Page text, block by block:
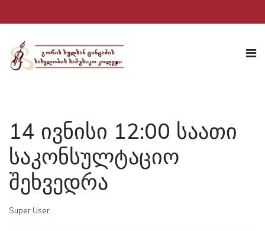
14 ივნისი 12:00 საათი
საკონსულტაციო
შეხვედრა
Super User